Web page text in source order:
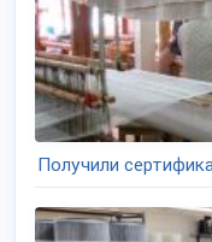
Получили